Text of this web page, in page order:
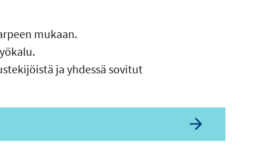
mukaan.
ja yhdessä sovitut